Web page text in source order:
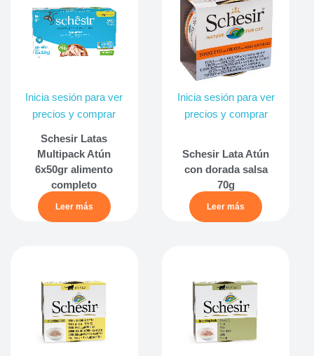
Inicia sesión para ver
precios y comprar
Schesir Latas
Multipack Atún
6x50gr alimento
completo
Leer más
Inicia sesión para ver
precios y comprar
Schesir Lata Atún
con dorada salsa
70g
Leer más